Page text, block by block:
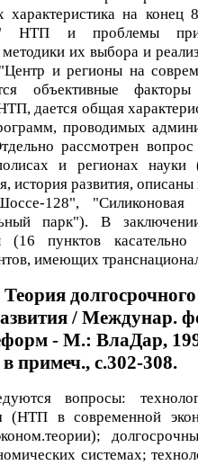
на конец
НТП и проблемы
методики их выбора и
и регионы на
объективные
дается общая
проводимых
рассмотрен
и регионах науки
история развития,
128", "Силиконовая
парк"). В
(16 пунктов
имеющих
/ Междунар.
- М.: ВлаДар,
примеч., с.302-308.
вопросы:
(НТП в современной
системах;